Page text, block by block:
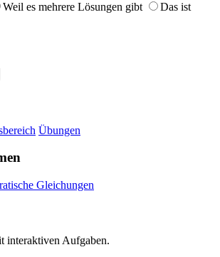
Weil es mehrere Lösungen gibt
Das ist
Übungen
Gleichungen
interaktiven Aufgaben.